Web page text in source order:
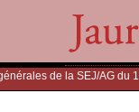
de la SEJ/AG du